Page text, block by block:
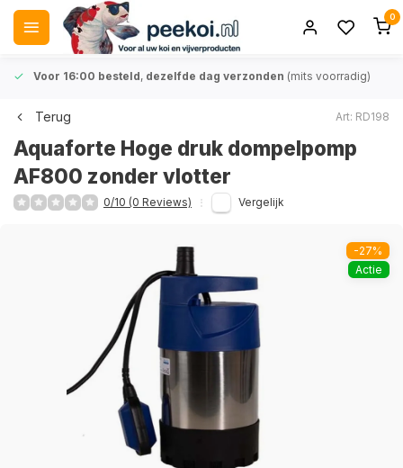
0
Voor 16:00 besteld, dezelfde dag verzonden (mits voorradig)
Terug Art: RD198
Aquaforte Hoge druk dompelpomp
AF800 zonder vlotter
0/10 (0 Reviews) Vergelijk
-27%
Actie